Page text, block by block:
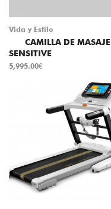
Vida y Estilo
CAMILLA DE MASAJE
SENSITIVE
5,995.00€